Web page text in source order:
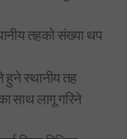
तहको संख्या थप
हुने स्थानीय तह
साथ लागू गरिने